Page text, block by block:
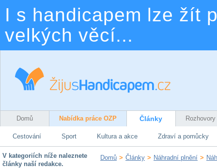
I s handicapem lze žít
velkých věcí...
Domů Nabídka práce OZP Články Rozhovory
Cestování Sport Kultura a akce Zdraví a pomůcky
V kategoriích níže naleznete
články naší redakce.
Domů > Články > Náhradní plnění >